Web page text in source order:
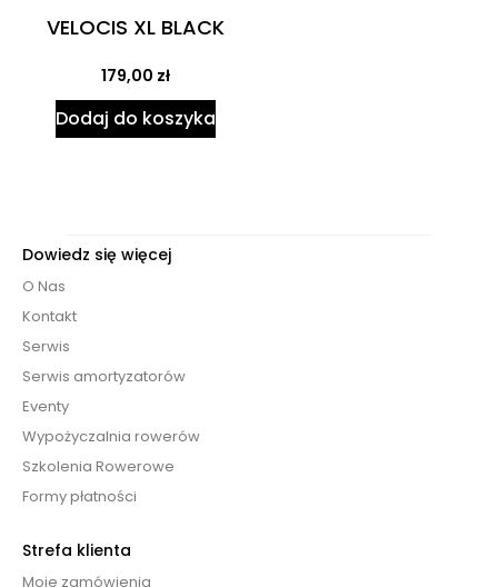
VELOCIS XL BLACK
179,00 zł
Dodaj do koszyka
Dowiedz się więcej
O Nas
Kontakt
Serwis
Serwis amortyzatorów
Eventy
Wypożyczalnia rowerów
Szkolenia Rowerowe
Formy płatności
Strefa klienta
Moje zamówienia